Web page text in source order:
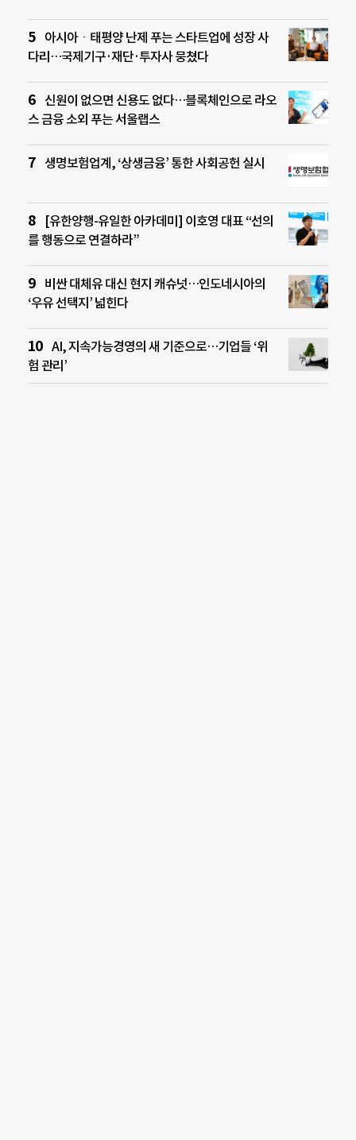
아시아ㆍ태평양 난제 푸는 스타트업에 성장 사
다리…국제기구·재단·투자사 뭉쳤다
신원이 없으면 신용도 없다…블록체인으로 라오
스 금융 소외 푸는 서울랩스
생명보험업계, ‘상생금융’ 통한 사회공헌 실시
[유한양행-유일한 아카데미] 이호영 대표 “선의
를 행동으로 연결하라”
비싼 대체유 대신 현지 캐슈넛…인도네시아의
‘우유 선택지’ 넓힌다
AI, 지속가능경영의 새 기준으로…기업들 ‘위
험 관리’